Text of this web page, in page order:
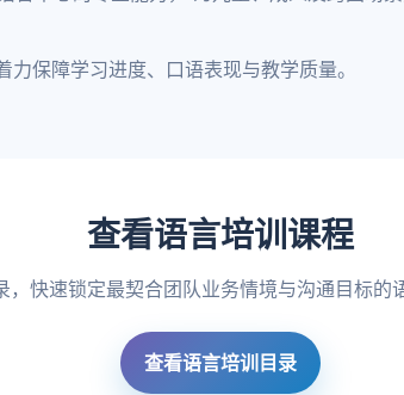
保障学习进度、口语表现与教学质量。
查看语言培训课程
，快速锁定最契合团队业务情境与沟通目标的
查看语言培训目录